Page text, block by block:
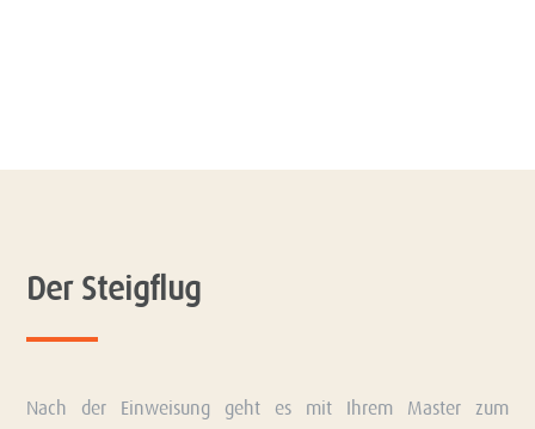
Der Steigflug
Nach der Einweisung geht es mit Ihrem Master zum